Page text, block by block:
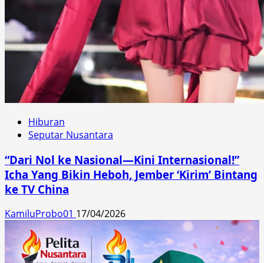
Hiburan
Seputar Nusantara
“Dari Nol ke Nasional—Kini Internasional!”
Icha Yang Bikin Heboh, Jember ‘Kirim’ Bintang
ke TV China
KamiluProbo01 17/04/2026